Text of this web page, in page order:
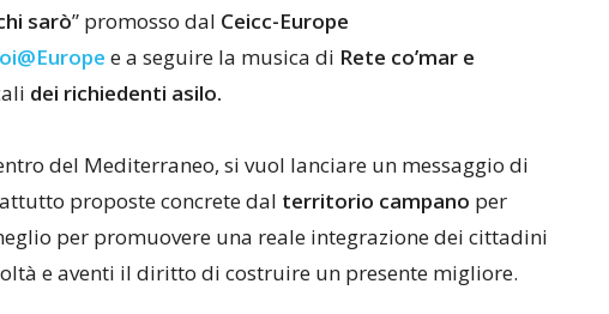
sarò” promosso dal Ceicc-Europe
@Europe e a seguire la musica di Rete co’mar e
dei richiedenti asilo.
del Mediterraneo, si vuol lanciare un messaggio di
proposte concrete dal territorio campano per
per promuovere una reale integrazione dei cittadini
e aventi il diritto di costruire un presente migliore.